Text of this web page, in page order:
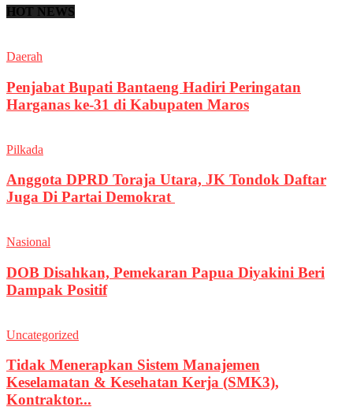
HOT NEWS
Daerah
Penjabat Bupati Bantaeng Hadiri Peringatan
Harganas ke-31 di Kabupaten Maros
Pilkada
Anggota DPRD Toraja Utara, JK Tondok Daftar
Juga Di Partai Demokrat
Nasional
DOB Disahkan, Pemekaran Papua Diyakini Beri
Dampak Positif
Uncategorized
Tidak Menerapkan Sistem Manajemen
Keselamatan & Kesehatan Kerja (SMK3),
Kontraktor...